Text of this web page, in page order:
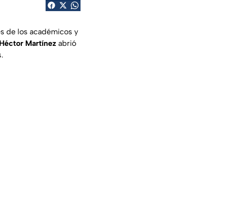
de los académicos y
Héctor Martínez abrió